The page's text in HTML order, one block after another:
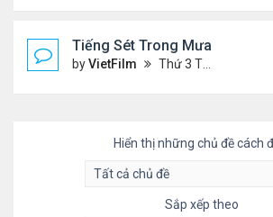
Tiếng Sét Trong Mưa (Lôi Vũ)
byVietFilm Thứ 3 Tháng 10 20, 2020 9:50 pm
Hiển thị những chủ đề cách
Sắp xếp theo